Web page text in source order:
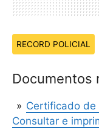
Temas:
RECORD POLICIAL
Documentos
Certificado de
Consultar e